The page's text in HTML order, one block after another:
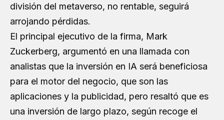
división del metaverso, no rentable, seguirá
arrojando pérdidas.
El principal ejecutivo de la firma, Mark
Zuckerberg, argumentó en una llamada con
analistas que la inversión en IA será beneficiosa
para el motor del negocio, que son las
aplicaciones y la publicidad, pero resaltó que es
una inversión de largo plazo, según recoge el